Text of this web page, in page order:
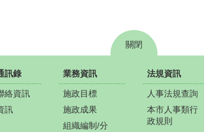
關閉
訊錄
絡資訊
訊
業務資訊
施政目標
施政成果
組織編制/分
法規資訊
人事法規查詢
本市人事類行
政規則